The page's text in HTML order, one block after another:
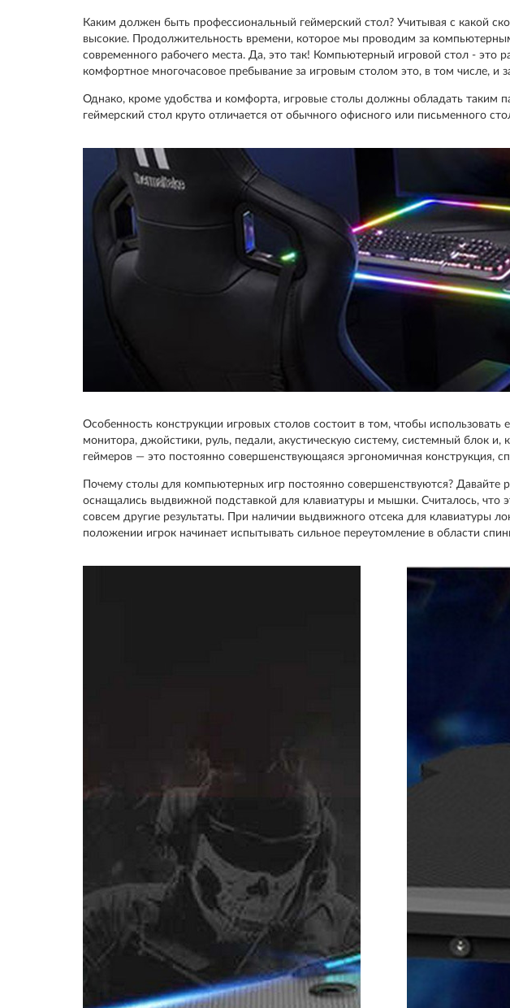
Каким должен быть профессиональный геймерский стол? Учитывая с какой
высокие. Продолжительность времени, которое мы проводим за
современного рабочего места. Да, это так! Компьютерный игровой стол -
комфортное многочасовое пребывание за игровым столом это, в том числе,
Однако, кроме удобства и комфорта, игровые столы должны обладать таким
геймерский стол круто отличается от обычного офисного или письменного
Особенность конструкции игровых столов состоит в том, чтобы
монитора, джойстики, руль, педали, акустическую систему, системный блок
геймеров — это постоянно совершенствующаяся эргономичная конструкция,
Почему столы для компьютерных игр постоянно совершенствуются? Давайте
оснащались выдвижной подставкой для клавиатуры и мышки. Считалось, что
совсем другие результаты. При наличии выдвижного отсека для клавиатуры
положении игрок начинает испытывать сильное переутомление в области